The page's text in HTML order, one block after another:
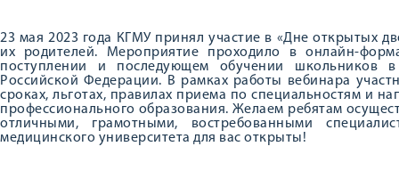
23 мая 2023 года КГМУ принял участие в «Дне открытых
их родителей. Мероприятие проходило в онлайн-
поступлении и последующем обучении школьников
Российской Федерации. В рамках работы вебинара
сроках, льготах, правилах приема по специальностям и
профессионального образования. Желаем ребятам
отличными, грамотными, востребованными
медицинского университета для вас открыты!